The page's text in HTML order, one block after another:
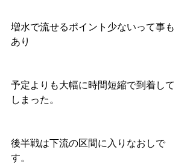
増水で流せるポイント少ないって事も
あり
予定よりも大幅に時間短縮で到着して
しまった。
後半戦は下流の区間に入りなおしで
す。